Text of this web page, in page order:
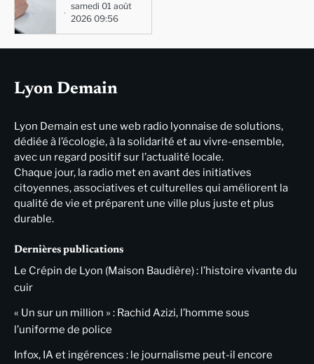
samedi 01 août
2026 09:56
Lyon Demain
Lyon Demain est une web radio lyonnaise de solutions,
dédiée à l’écologie, à la solidarité et au vivre-ensemble,
avec un regard positif sur l’actualité locale.
Chaque jour, la radio met en avant des initiatives
citoyennes, associatives et culturelles qui améliorent la
qualité de vie et préparent une ville plus juste et plus
durable.
Dernières publications
Le Crépin de Lyon (Maison Baudière) : l’histoire vivante du
cuir
« Un sur un million » : Rachid Azizi, l’homme sous
l’uniforme de police
Infox, IA et ingérences : le journalisme peut-il encore